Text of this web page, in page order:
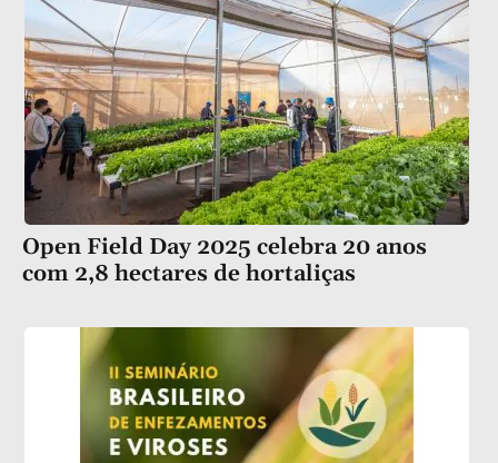
Open Field Day 2025 celebra 20 anos
com 2,8 hectares de hortaliças